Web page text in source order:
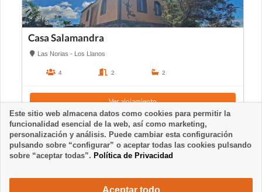
Casa Salamandra
Las Norias - Los Llanos
4 2 2
Ver alojamiento
Este sitio web almacena datos como cookies para permitir la
funcionalidad esencial de la web, así como marketing,
personalización y análisis. Puede cambiar esta configuración
pulsando sobre “configurar” o aceptar todas las cookies pulsando
sobre “aceptar todas”. Política de Privacidad
Aceptar todo